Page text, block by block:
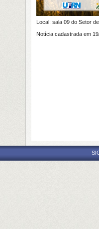
Local: sala 09 do Setor
Notícia cadastrada em